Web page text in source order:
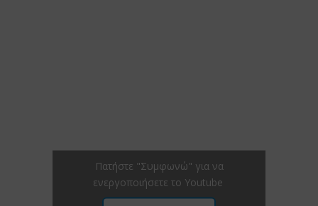
Πατήστε "Συμφωνώ" για να
ενεργοποιήσετε το Youtube